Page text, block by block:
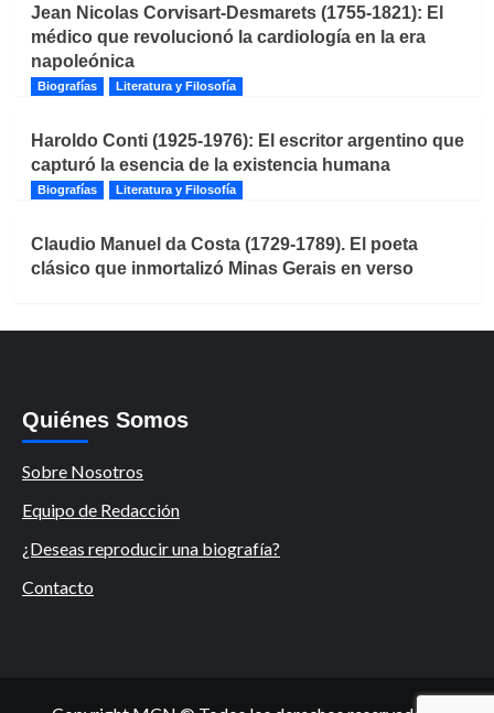
Jean Nicolas Corvisart-Desmarets (1755-1821): El
médico que revolucionó la cardiología en la era
napoleónica
Biografías Literatura y Filosofía
Haroldo Conti (1925-1976): El escritor argentino que
capturó la esencia de la existencia humana
Biografías Literatura y Filosofía
Claudio Manuel da Costa (1729-1789). El poeta
clásico que inmortalizó Minas Gerais en verso
Quiénes Somos
Sobre Nosotros
Equipo de Redacción
¿Deseas reproducir una biografía?
Contacto